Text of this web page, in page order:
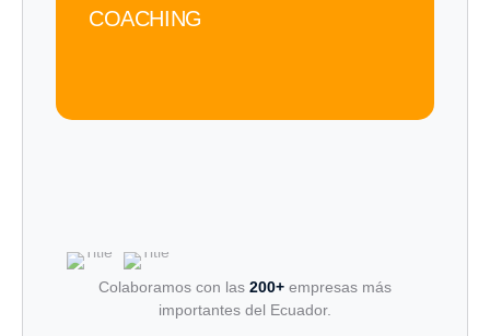
Colaboramos con las 200+ empresas más
importantes del Ecuador.
COACHING